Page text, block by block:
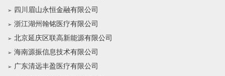
四川眉山永恒金融有限公司
浙江湖州翰铭医疗有限公司
北京延庆区联高新能源有限公司
海南源振信息技术有限公司
广东清远丰盈医疗有限公司